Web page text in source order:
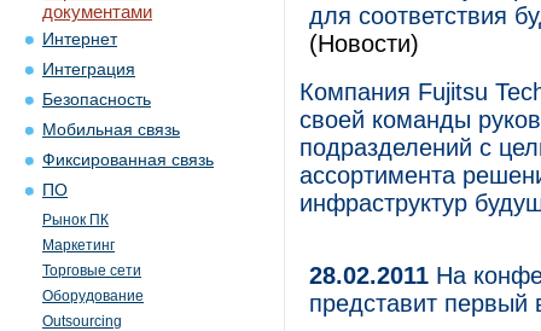
документами
Интернет
Интеграция
Безопасность
Мобильная связь
Фиксированная связь
ПО
Рынок ПК
Маркетинг
Торговые сети
Оборудование
Outsourcing
для соответствия
(Новости)
Компания Fujitsu
своей команды
подразделений с
ассортимента
инфраструктур
28.02.2011 На
представит